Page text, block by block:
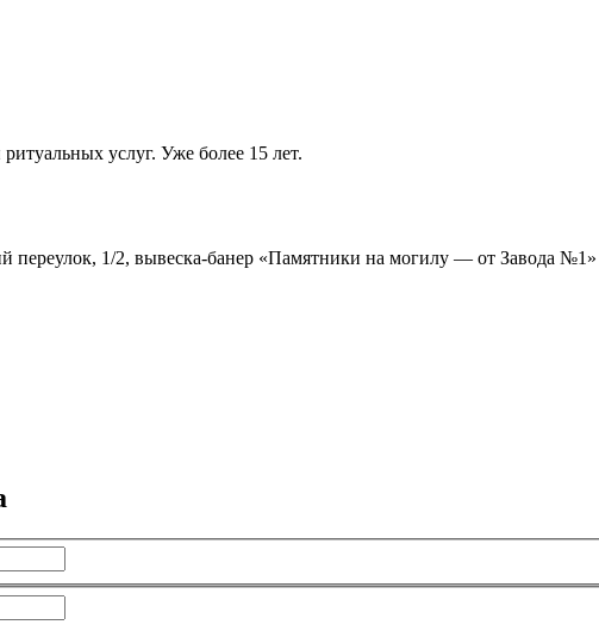
услуг. Уже более 15 лет.
1/2, вывеска-банер «Памятники на могилу — от Завода №1»